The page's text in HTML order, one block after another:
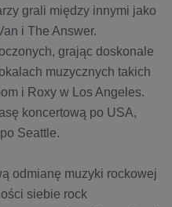
grali między innymi jako
i The Answer.
grając doskonale
muzycznych takich
i Roxy w Los Angeles.
koncertową po USA,
Seattle.
odmianę muzyki rockowej
siebie rock